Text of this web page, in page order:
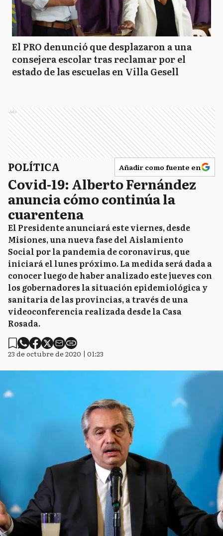
El PRO denunció que desplazaron a una
consejera escolar tras reclamar por el
estado de las escuelas en Villa Gesell
Ads
POLÍTICA Añadir como fuente en
Covid-19: Alberto Fernández
anuncia cómo continúa la
cuarentena
El Presidente anunciará este viernes, desde
Misiones, una nueva fase del Aislamiento
Social por la pandemia de coronavirus, que
iniciará el lunes próximo. La medida será dada a
conocer luego de haber analizado este jueves con
los gobernadores la situación epidemiológica y
sanitaria de las provincias, a través de una
videoconferencia realizada desde la Casa
Rosada.
23 de octubre de 2020 | 01:23